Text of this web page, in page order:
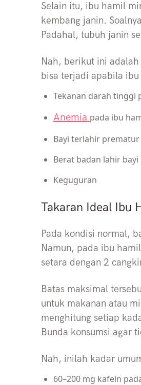
Selain itu, ibu hamil
kembang janin.
Padahal, tubuh janin
Nah, berikut ini
bisa terjadi apabila
Tekanan darah tinggi
Anemia pada ibu
Bayi terlahir prematur
Berat badan lahir
Keguguran
Takaran Ideal Ibu
Pada kondisi normal,
Namun, pada ibu
setara dengan 2
Batas maksimal
untuk makanan atau
menghitung setiap
Bunda konsumsi agar
Nah, inilah kadar
60–200 mg kafein